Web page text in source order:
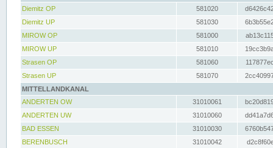
Diemitz OP
581020
Diemitz UP
581030
MIROW OP
581000
MIROW UP
581010
Strasen OP
581060
Strasen UP
581070
MITTELLANDKANAL
ANDERTEN OW
31010061
ANDERTEN UW
31010060
BAD ESSEN
31010030
BERENBUSCH
31010042